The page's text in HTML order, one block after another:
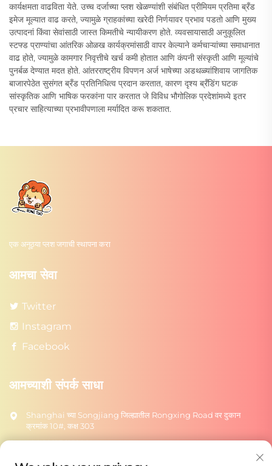
कार्यक्षमता वाढविता येते. उच्च दर्जाच्या प्लश खेळण्यांशी संबंधित प्रीमियम प्रतिमा ब्रँड
इमेज मूल्यात वाढ करते, ज्यामुळे ग्राहकांच्या खरेदी निर्णयावर प्रभाव पडतो आणि मुख्य
उत्पादनां किंवा सेवांसाठी जास्त किमतीचे न्यायीकरण होते. व्यवसायासाठी अनुकूलित
स्टफ्ड प्राण्यांचा आंतरिक ओळख कार्यक्रमांसाठी वापर केल्याने कर्मचाऱ्यांच्या समाधानात
वाढ होते, ज्यामुळे कामगार निवृत्तीचे खर्च कमी होतात आणि कंपनी संस्कृती आणि मूल्यांचे
पुनर्बळ देण्यात मदत होते. आंतरराष्ट्रीय विपणन अर्ज भाषेच्या अडथळ्यांशिवाय जागतिक
बाजारपेठेत सुसंगत ब्रँड प्रतिनिधित्व प्रदान करतात, कारण दृश्य ब्रँडिंग घटक
सांस्कृतिक आणि भाषिक फरकांना पार करतात जे विविध भौगोलिक प्रदेशांमध्ये इतर
प्रचार साहित्याच्या प्रभावीपणाला मर्यादित करू शकतात.
एक अनूठ्या प्लश जगाची स्थापना करा
आमचा सेवा
Twitter
Instagram
Facebook
आमच्याशी संपर्क साधा
Shanghai च्या Songjiang जिल्ह्यातील Rongxing Road वर दुकान
क्रमांक 10#, कक्ष 303
+86-18217615209